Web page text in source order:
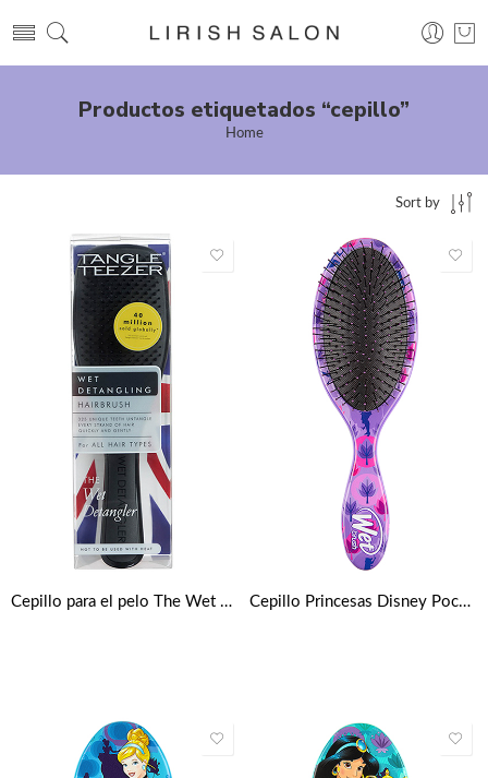
Productos etiquetados “cepillo”
Home
Sort by
Cepillo para el pelo The Wet Detangler de Tangle Teezer – Negro Regaliz Cepillo Princesas Disney Pocahontas Wet Brush